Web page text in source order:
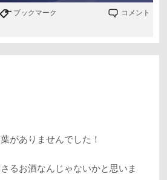
ブックマーク コメント
がありませんでした！
るお酒なんじゃないかと思いま